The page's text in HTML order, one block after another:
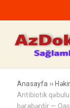
Anasayfa ››
Antibiotik
bərabərdir —